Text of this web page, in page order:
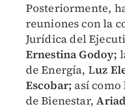
Posteriormente,
reuniones con la
Jurídica del
Ernestina Godoy;
de Energía, Luz
Escobar; así
de Bienestar,